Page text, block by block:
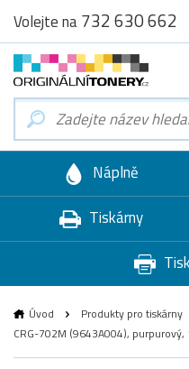
Volejte na732 630 662
Náplně
Tiskárny
Úvod Produkty pro tiskárny
CRG-702M (9643A004), purpurový,